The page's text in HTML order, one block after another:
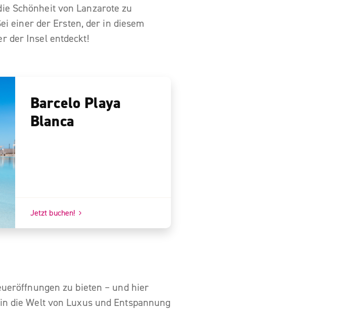
Schönheit von Lanzarote zu
einer der Ersten, der in diesem
der Insel entdeckt!
Barcelo Playa
Blanca
Jetzt buchen!
zu bieten – und hier
die Welt von Luxus und Entspannung